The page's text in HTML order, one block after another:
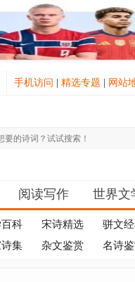
手机访问 精选专题 网站
阅读写作 世界文
科 宋诗精选
骈文
集 杂文鉴赏 名诗